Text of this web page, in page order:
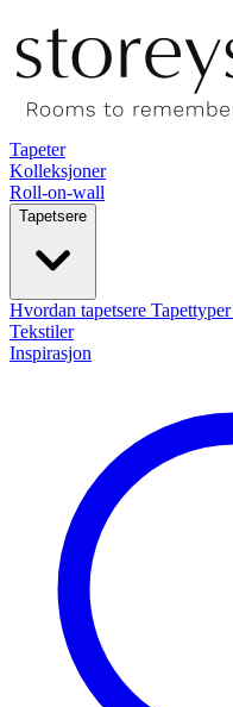
Tapeter
Kolleksjoner
Roll-on-wall
Tapetsere
Hvordan tapetsere Tapettyper
Tekstiler
Inspirasjon